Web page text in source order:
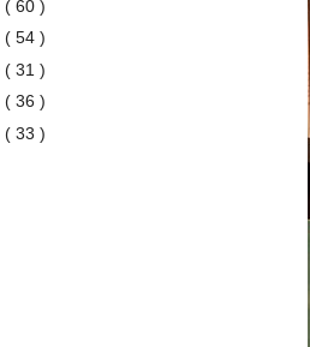
( 60 )
( 54 )
( 31 )
( 36 )
( 33 )